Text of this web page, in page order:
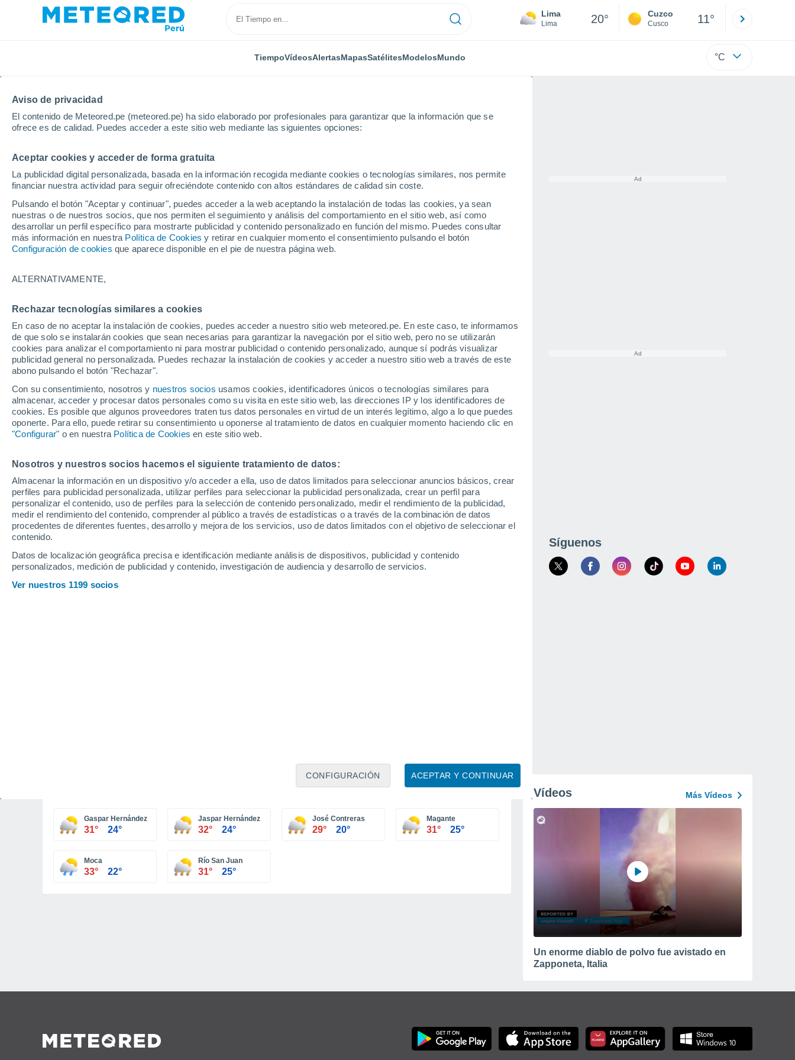
Aviso de privacidad
El contenido de Meteored.pe (meteored.pe) ha sido elaborado por profesionales para garantizar que la información que se
ofrece es de calidad. Puedes acceder a este sitio web mediante las siguientes opciones:
Aceptar cookies y acceder de forma gratuita
La publicidad digital personalizada, basada en la información recogida mediante cookies o tecnologías similares, nos permite
financiar nuestra actividad para seguir ofreciéndote contenido con altos estándares de calidad sin coste.
Pulsando el botón "Aceptar y continuar", puedes acceder a la web aceptando la instalación de todas las cookies, ya sean
nuestras o de nuestros socios, que nos permiten el seguimiento y análisis del comportamiento en el sitio web, así como
desarrollar un perfil específico para mostrarte publicidad y contenido personalizado en función del mismo. Puedes consultar
más información en nuestra Política de Cookies y retirar en cualquier momento el consentimiento pulsando el botón
Configuración de cookies que aparece disponible en el pie de nuestra página web.
ALTERNATIVAMENTE,
Rechazar tecnologías similares a cookies
En caso de no aceptar la instalación de cookies, puedes acceder a nuestro sitio web meteored.pe. En este caso, te informamos
de que solo se instalarán cookies que sean necesarias para garantizar la navegación por el sitio web, pero no se utilizarán
cookies para analizar el comportamiento ni para mostrar publicidad o contenido personalizado, aunque sí podrás visualizar
publicidad general no personalizada. Puedes rechazar la instalación de cookies y acceder a nuestro sitio web a través de este
abono pulsando el botón "Rechazar".
Con su consentimiento, nosotros y nuestros socios usamos cookies, identificadores únicos o tecnologías similares para
almacenar, acceder y procesar datos personales como su visita en este sitio web, las direcciones IP y los identificadores de
cookies. Es posible que algunos proveedores traten tus datos personales en virtud de un interés legítimo, algo a lo que puedes
oponerte. Para ello, puede retirar su consentimiento u oponerse al tratamiento de datos en cualquier momento haciendo clic en
"Configurar" o en nuestra Política de Cookies en este sitio web.
Nosotros y nuestros socios hacemos el siguiente tratamiento de datos:
Almacenar la información en un dispositivo y/o acceder a ella, uso de datos limitados para seleccionar anuncios básicos, crear
perfiles para publicidad personalizada, utilizar perfiles para seleccionar la publicidad personalizada, crear un perfil para
personalizar el contenido, uso de perfiles para la selección de contenido personalizado, medir el rendimiento de la publicidad,
medir el rendimiento del contenido, comprender al público a través de estadísticas o a través de la combinación de datos
procedentes de diferentes fuentes, desarrollo y mejora de los servicios, uso de datos limitados con el objetivo de seleccionar el
contenido.
Datos de localización geográfica precisa e identificación mediante análisis de dispositivos, publicidad y contenido
personalizados, medición de publicidad y contenido, investigación de audiencia y desarrollo de servicios.
Ver nuestros 1199 socios
ACEPTAR Y CONTINUAR
CONFIGURACIÓN
Lima
Lima 20° Cuzco
Cusco 11°
TiempoVídeosAlertasMapasSatélitesModelosMundo °C
Inicio República Dominicana Espaillat
Tiempo en Espaillat
Hoy, 9 agosto Todo el día Símbolo
33°
22°
Moca
Juan
Gaspar
Hernández
Síguenos
Gaspar Hernández
31° 24°
Jaspar Hernández
32° 24°
José Contreras
29° 20°
Magante
31° 25°
Moca
33° 22°
Río San Juan
31° 25°
Vídeos Más Vídeos
Un enorme diablo de polvo fue avistado en
Zapponeta, Italia